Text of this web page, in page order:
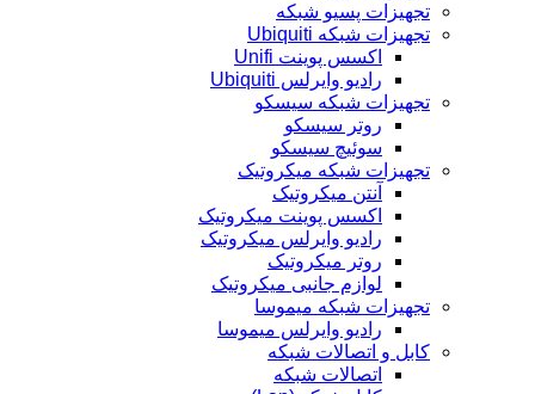
تجهیزات پسیو شبکه
تجهیزات شبکه Ubiquiti
اکسس پوینت Unifi
رادیو وایرلس Ubiquiti
تجهیزات شبکه سیسکو
روتر سیسکو
سوئیچ سیسکو
تجهیزات شبکه میکروتیک
آنتن میکروتیک
اکسس پوینت میکروتیک
رادیو وایرلس میکروتیک
روتر میکروتیک
لوازم جانبی میکروتیک
تجهیزات شبکه میموسا
رادیو وایرلس میموسا
کابل و اتصالات شبکه
اتصالات شبکه